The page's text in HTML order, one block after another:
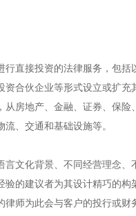
行直接投资的法律服务，包
资合伙企业等形式设立或扩
从房地产、金融、证券、保
、交通和基础设施等。
言文化背景、不同经营理念
验的建议者为其设计精巧的
律师为此会与客户的投行或